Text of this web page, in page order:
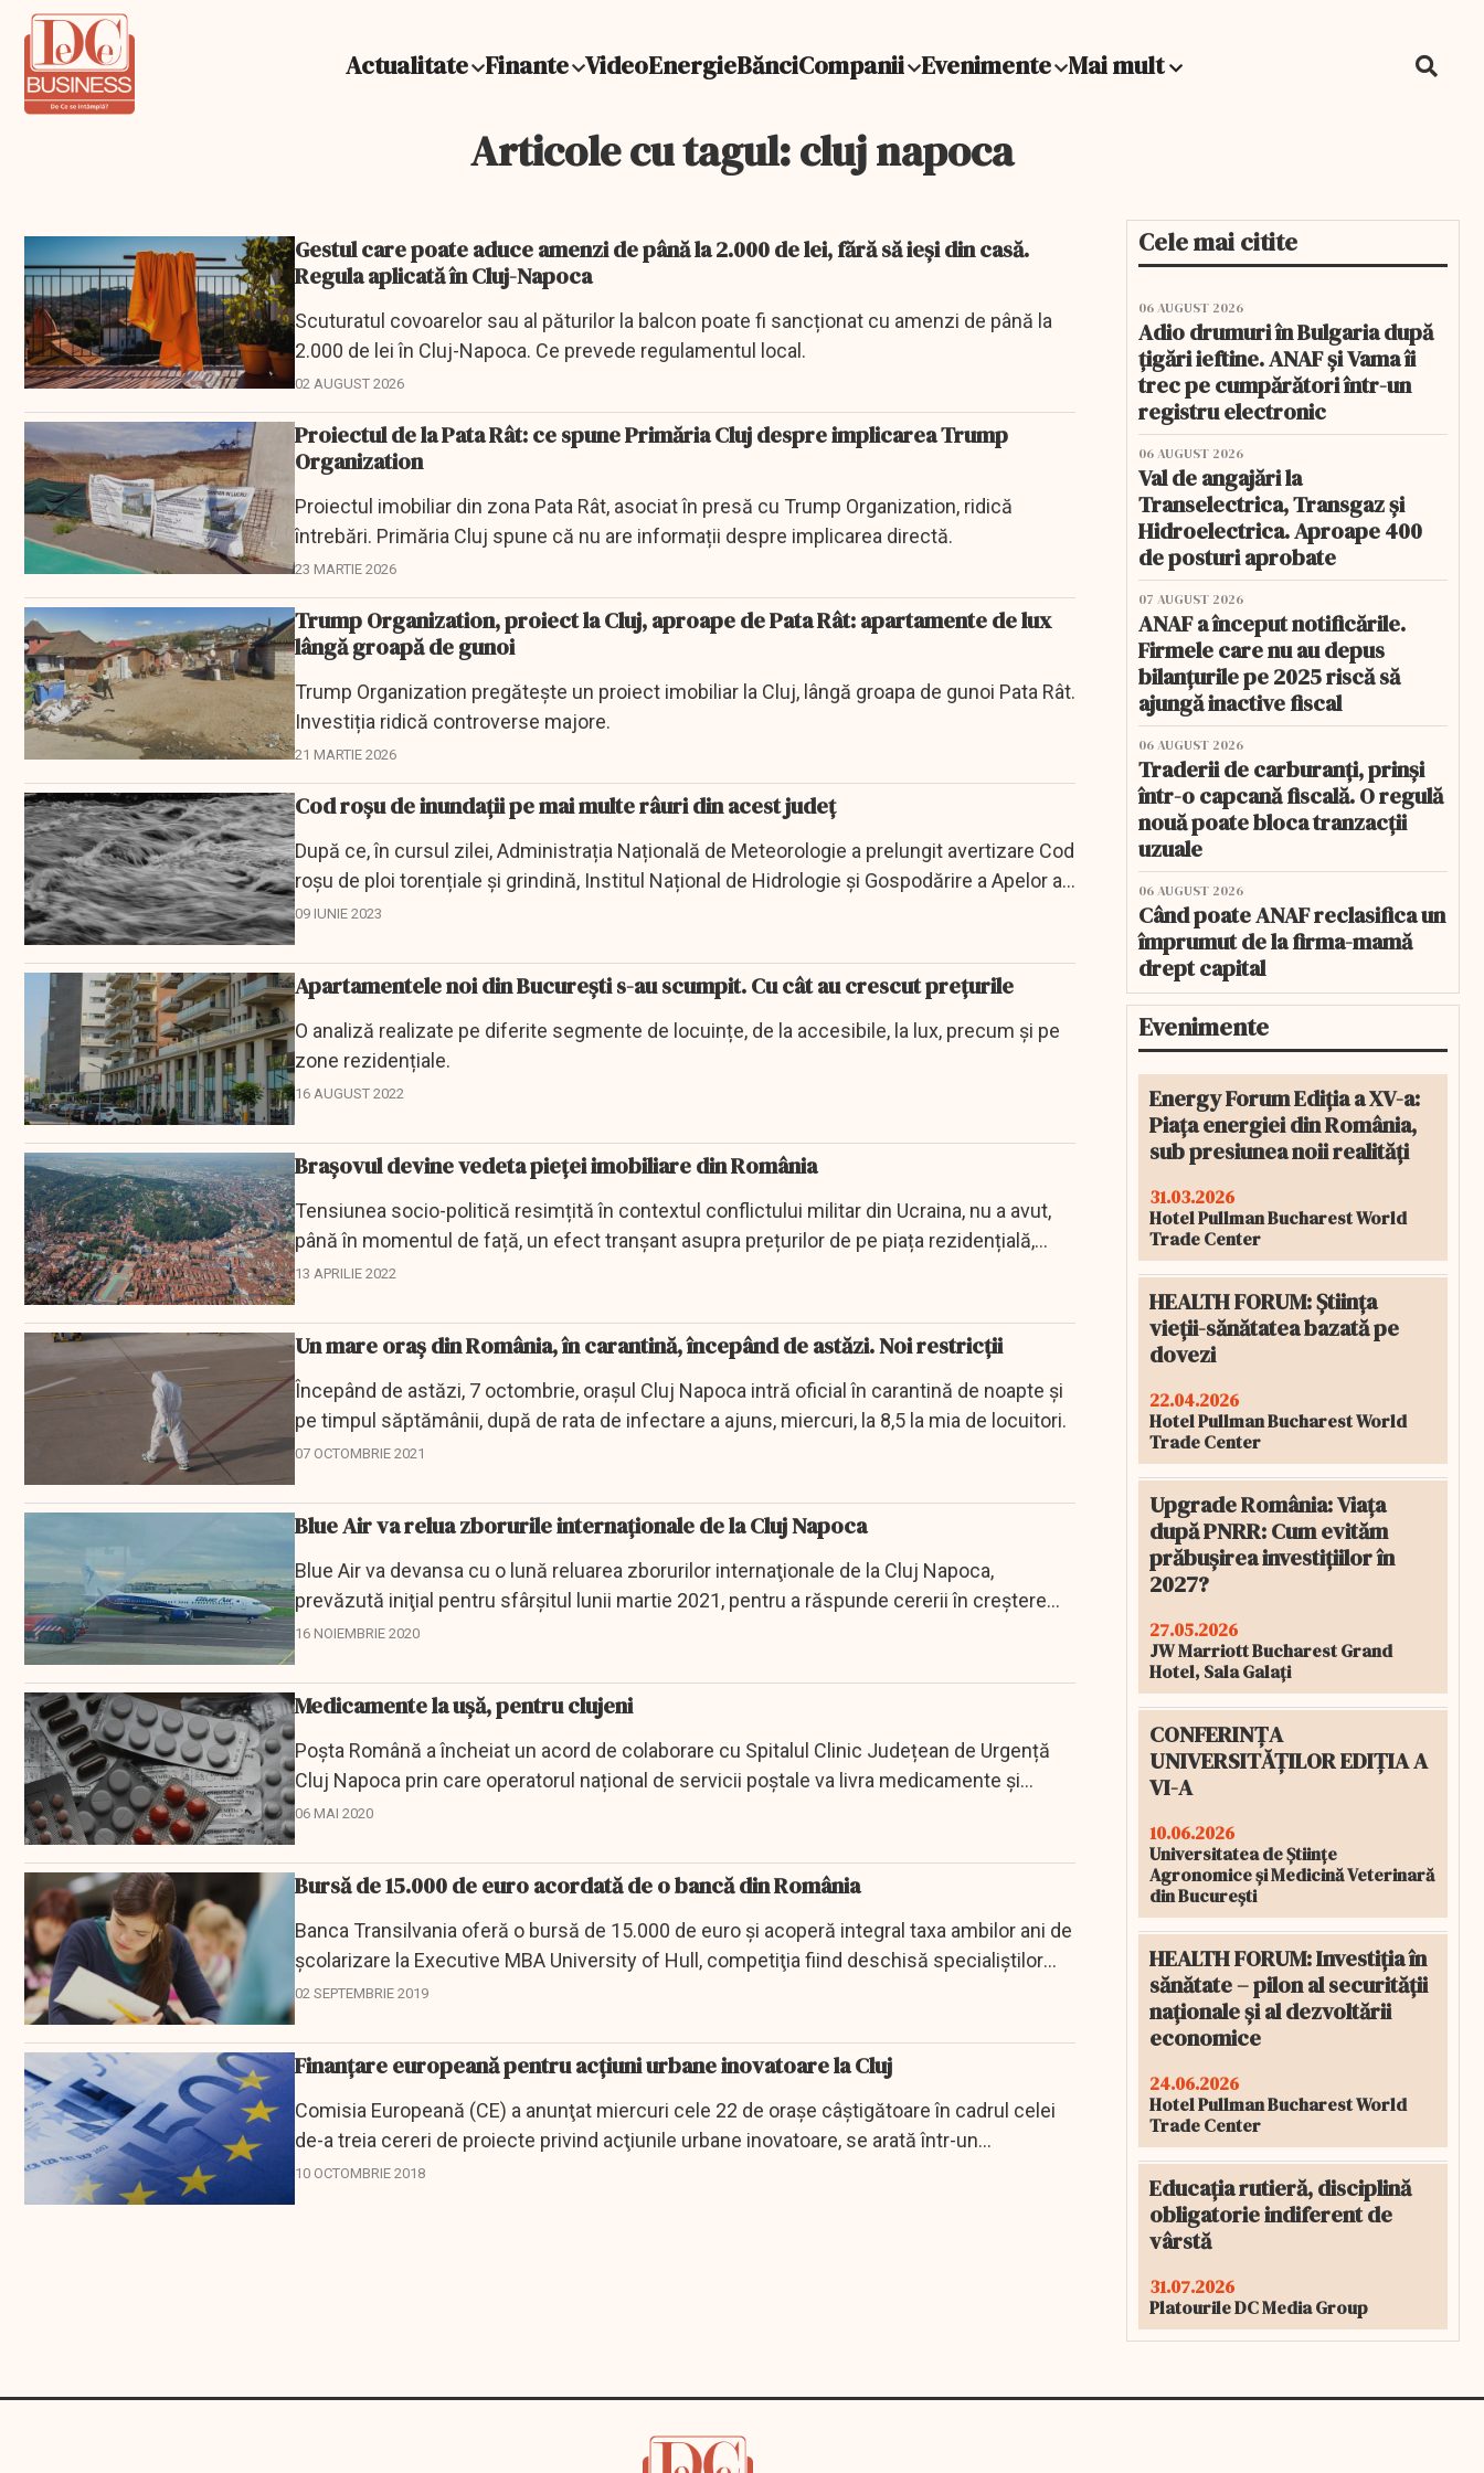
Actualitate Finante VideoEnergieBănciCompanii Evenimente Mai mult
Articole cu tagul: cluj napoca
Gestul care poate aduce amenzi de până la 2.000 de lei, fără să ieși din casă.
Regula aplicată în Cluj-Napoca
Scuturatul covoarelor sau al păturilor la balcon poate fi sancționat cu amenzi de până la
2.000 de lei în Cluj-Napoca. Ce prevede regulamentul local.
02 AUGUST 2026
Proiectul de la Pata Rât: ce spune Primăria Cluj despre implicarea Trump
Organization
Proiectul imobiliar din zona Pata Rât, asociat în presă cu Trump Organization, ridică
întrebări. Primăria Cluj spune că nu are informații despre implicarea directă.
23 MARTIE 2026
Trump Organization, proiect la Cluj, aproape de Pata Rât: apartamente de lux
lângă groapă de gunoi
Trump Organization pregătește un proiect imobiliar la Cluj, lângă groapa de gunoi Pata Rât.
Investiția ridică controverse majore.
21 MARTIE 2026
Cod roşu de inundaţii pe mai multe râuri din acest judeţ
După ce, în cursul zilei, Administrația Națională de Meteorologie a prelungit avertizare Cod
roșu de ploi torențiale și grindină, Institul Național de Hidrologie și Gospodărire a Apelor a...
09 IUNIE 2023
Apartamentele noi din București s-au scumpit. Cu cât au crescut prețurile
O analiză realizate pe diferite segmente de locuințe, de la accesibile, la lux, precum și pe
zone rezidențiale.
16 AUGUST 2022
Brașovul devine vedeta pieței imobiliare din România
Tensiunea socio-politică resimțită în contextul conflictului militar din Ucraina, nu a avut,
până în momentul de față, un efect tranșant asupra prețurilor de pe piața rezidențială,...
13 APRILIE 2022
Un mare oraș din România, în carantină, începând de astăzi. Noi restricții
Începând de astăzi, 7 octombrie, orașul Cluj Napoca intră oficial în carantină de noapte și
pe timpul săptămânii, după de rata de infectare a ajuns, miercuri, la 8,5 la mia de locuitori.
07 OCTOMBRIE 2021
Blue Air va relua zborurile internaţionale de la Cluj Napoca
Blue Air va devansa cu o lună reluarea zborurilor internaţionale de la Cluj Napoca,
prevăzută iniţial pentru sfârşitul lunii martie 2021, pentru a răspunde cererii în creştere
înregistrate...
16 NOIEMBRIE 2020
Medicamente la ușă, pentru clujeni
Poşta Română a încheiat un acord de colaborare cu Spitalul Clinic Județean de Urgență
Cluj Napoca prin care operatorul național de servicii poștale va livra medicamente și
materiale sanitare...
06 MAI 2020
Bursă de 15.000 de euro acordată de o bancă din România
Banca Transilvania oferă o bursă de 15.000 de euro şi acoperă integral taxa ambilor ani de
şcolarizare la Executive MBA University of Hull, competiţia fiind deschisă specialiştilor
din...
02 SEPTEMBRIE 2019
Finanțare europeană pentru acţiuni urbane inovatoare la Cluj
Comisia Europeană (CE) a anunţat miercuri cele 22 de oraşe câştigătoare în cadrul celei
de-a treia cereri de proiecte privind acţiunile urbane inovatoare, se arată într-un
comunicat al...
10 OCTOMBRIE 2018
Cele mai citite
06 AUGUST 2026
Adio drumuri în Bulgaria după
țigări ieftine. ANAF și Vama îi
trec pe cumpărători într-un
registru electronic
06 AUGUST 2026
Val de angajări la
Transelectrica, Transgaz și
Hidroelectrica. Aproape 400
de posturi aprobate
07 AUGUST 2026
ANAF a început notificările.
Firmele care nu au depus
bilanțurile pe 2025 riscă să
ajungă inactive fiscal
06 AUGUST 2026
Traderii de carburanți, prinși
într-o capcană fiscală. O regulă
nouă poate bloca tranzacții
uzuale
06 AUGUST 2026
Când poate ANAF reclasifica un
împrumut de la firma-mamă
drept capital
Evenimente
Energy Forum Ediția a XV-a:
Piața energiei din România,
sub presiunea noii realități
31.03.2026
Hotel Pullman Bucharest World
Trade Center
HEALTH FORUM: Știința
vieții-sănătatea bazată pe
dovezi
22.04.2026
Hotel Pullman Bucharest World
Trade Center
Upgrade România: Viața
după PNRR: Cum evităm
prăbușirea investițiilor în
2027?
27.05.2026
JW Marriott Bucharest Grand
Hotel, Sala Galați
CONFERINȚA
UNIVERSITĂȚILOR EDIȚIA A
VI-A
10.06.2026
Universitatea de Științe
Agronomice și Medicină Veterinară
din București
HEALTH FORUM: Investiția în
sănătate – pilon al securității
naționale și al dezvoltării
economice
24.06.2026
Hotel Pullman Bucharest World
Trade Center
Educația rutieră, disciplină
obligatorie indiferent de
vârstă
31.07.2026
Platourile DC Media Group